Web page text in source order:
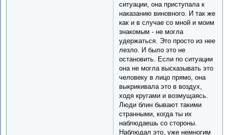
ситуации, она приступала к
наказанию виновного. И так же
как и в случае со мной и моим
знакомым - не могла
удержаться. Это просто из нее
лезло. И было это не
остановить. Если по ситуации
она не могла высказывать это
человеку в лицо прямо, она
выкрикивала это в воздух,
ходя кругами и возмущаясь.
Люди блин бывают такими
странными, когда ты их
наблюдаешь со стороны.
Наблюдал это, уже немногим